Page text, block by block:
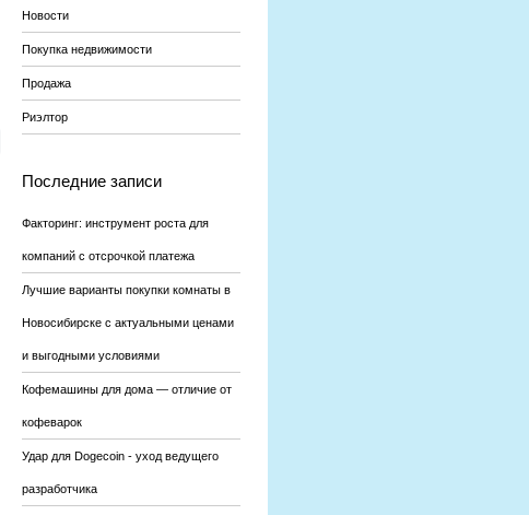
Новости
Покупка недвижимости
Продажа
Риэлтор
Последние записи
Факторинг: инструмент роста для
компаний с отсрочкой платежа
Лучшие варианты покупки комнаты в
Новосибирске с актуальными ценами
и выгодными условиями
Кофемашины для дома — отличие от
кофеварок
Удар для Dogecoin - уход ведущего
разработчика